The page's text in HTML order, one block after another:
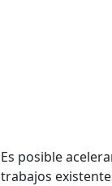
Es posible
trabajos